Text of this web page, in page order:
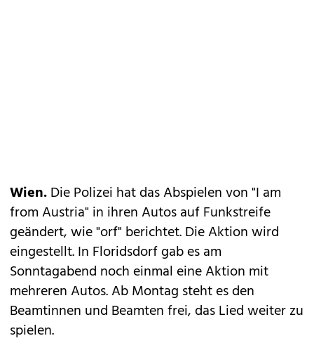
Wien.Die Polizei hat das Abspielen von "I am
from Austria" in ihren Autos auf Funkstreife
geändert, wie "orf" berichtet. Die Aktion wird
eingestellt. In Floridsdorf gab es am
Sonntagabend noch einmal eine Aktion mit
mehreren Autos. Ab Montag steht es den
Beamtinnen und Beamten frei, das Lied weiter zu
spielen.